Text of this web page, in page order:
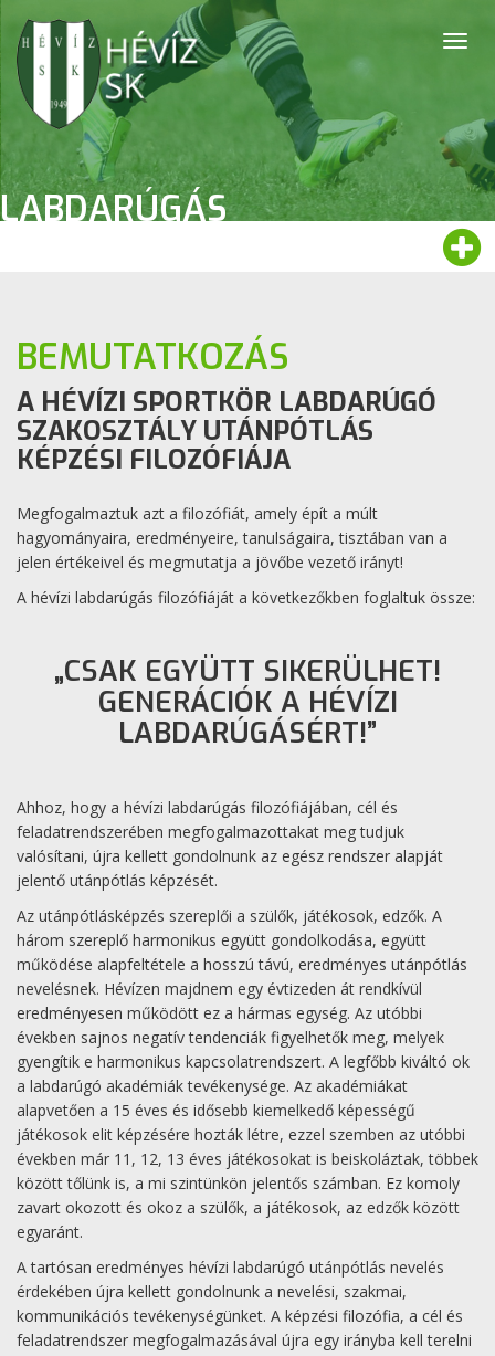
LABDARÚGÁS
BEMUTATKOZÁS
A HÉVÍZI SPORTKÖR LABDARÚGÓ
SZAKOSZTÁLY UTÁNPÓTLÁS
KÉPZÉSI FILOZÓFIÁJA
Megfogalmaztuk azt a filozófiát, amely épít a múlt
hagyományaira, eredményeire, tanulságaira, tisztában van a
jelen értékeivel és megmutatja a jövőbe vezető irányt!
A hévízi labdarúgás filozófiáját a következőkben foglaltuk össze:
„CSAK EGYÜTT SIKERÜLHET!
GENERÁCIÓK A HÉVÍZI
LABDARÚGÁSÉRT!”
Ahhoz, hogy a hévízi labdarúgás filozófiájában, cél és
feladatrendszerében megfogalmazottakat meg tudjuk
valósítani, újra kellett gondolnunk az egész rendszer alapját
jelentő utánpótlás képzését.
Az utánpótlásképzés szereplői a szülők, játékosok, edzők. A
három szereplő harmonikus együtt gondolkodása, együtt
működése alapfeltétele a hosszú távú, eredményes utánpótlás
nevelésnek. Hévízen majdnem egy évtizeden át rendkívül
eredményesen működött ez a hármas egység. Az utóbbi
években sajnos negatív tendenciák figyelhetők meg, melyek
gyengítik e harmonikus kapcsolatrendszert. A legfőbb kiváltó ok
a labdarúgó akadémiák tevékenysége. Az akadémiákat
alapvetően a 15 éves és idősebb kiemelkedő képességű
játékosok elit képzésére hozták létre, ezzel szemben az utóbbi
években már 11, 12, 13 éves játékosokat is beiskoláztak, többek
között tőlünk is, a mi szintünkön jelentős számban. Ez komoly
zavart okozott és okoz a szülők, a játékosok, az edzők között
egyaránt.
A tartósan eredményes hévízi labdarúgó utánpótlás nevelés
érdekében újra kellett gondolnunk a nevelési, szakmai,
kommunikációs tevékenységünket. A képzési filozófia, a cél és
feladatrendszer megfogalmazásával újra egy irányba kell terelni